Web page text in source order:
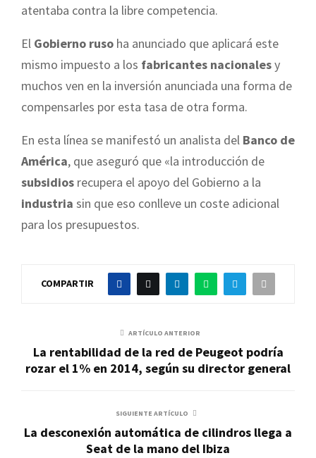
atentaba contra la libre competencia.
El Gobierno ruso ha anunciado que aplicará este
mismo impuesto a los fabricantes nacionalesy
muchos ven en la inversión anunciada una forma de
compensarles por esta tasa de otra forma.
En esta línea se manifestó un analista del Banco de
América, que aseguró que «la introducción de
subsidios recupera el apoyo del Gobierno a la
industria sin que eso conlleve un coste adicional
para los presupuestos.
COMPARTIR
ARTÍCULO ANTERIOR
La rentabilidad de la red de Peugeot podría
rozar el 1% en 2014, según su director general
SIGUIENTE ARTÍCULO
La desconexión automática de cilindros llega a
Seat de la mano del Ibiza